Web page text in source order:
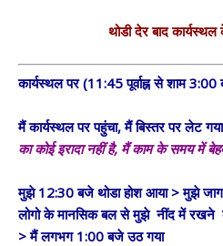
थोडी देर बाद
कार्यस्थल पर (11:45 पूर्वाह्न से शाम
मैं कार्यस्थल पर पहुंचा, मैं बिस्तर पर लेट
का कोई इरादा नहीं है, मैं काम के समय में
मुझे 12:30 बजे थोडा होश आया > मुझे
लोगो के मानसिक बल से मुझे नींद में
> मैं लगभग 1:00 बजे उठ गया